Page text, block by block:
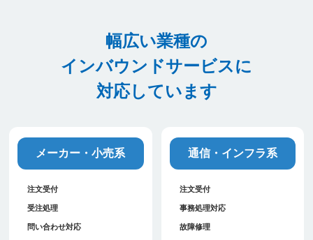
幅広い業種の
インバウンドサービスに
対応しています
メーカー・小売系
注文受付
受注処理
問い合わせ対応
通信・インフラ系
注文受付
事務処理対応
故障修理